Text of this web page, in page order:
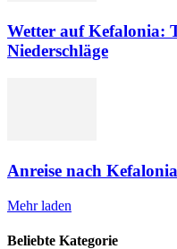
Wetter auf Kefalonia:
Niederschläge
Anreise nach
Mehr laden
Beliebte Kategorie